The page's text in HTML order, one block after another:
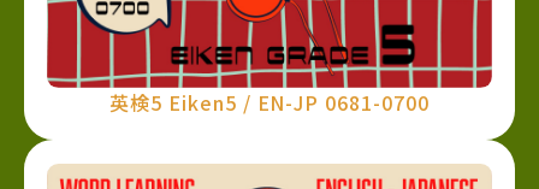
英検5 Eiken5 / EN-JP 0681-0700